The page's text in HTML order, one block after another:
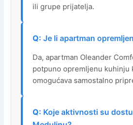
ili grupe prijatelja.
Je li apartman
Da, apartman Oleander
potpuno opremljenu kuhinju
omogućava samostalno
Koje aktivnosti su